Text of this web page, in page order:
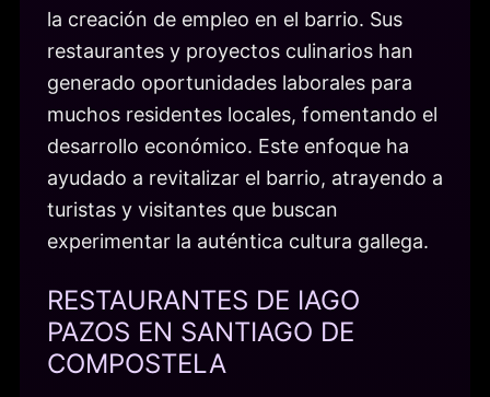
la creación de empleo en el barrio. Sus
restaurantes y proyectos culinarios han
generado oportunidades laborales para
muchos residentes locales, fomentando el
desarrollo económico. Este enfoque ha
ayudado a revitalizar el barrio, atrayendo a
turistas y visitantes que buscan
experimentar la auténtica cultura gallega.
RESTAURANTES DE IAGO
PAZOS EN SANTIAGO DE
COMPOSTELA